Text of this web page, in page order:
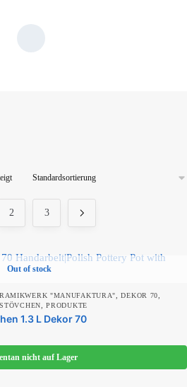
2 3
Out of stock
"MANUFAKTURA" ,DEKOR 70
,PRODUKTE
1.3 L Dekor 70
nicht auf Lager